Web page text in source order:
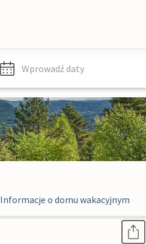
Wprowadź daty
Informacje o domu wakacyjnym